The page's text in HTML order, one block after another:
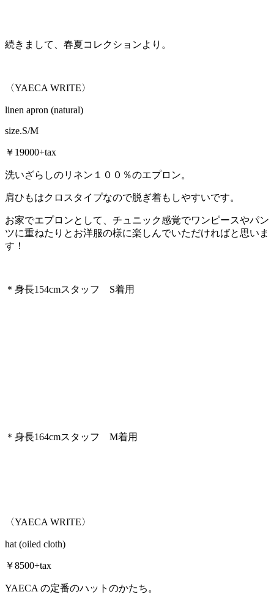
続きまして、春夏コレクションより。
〈YAECA WRITE〉
linen apron (natural)
size.S/M
￥19000+tax
洗いざらしのリネン１００％のエプロン。
肩ひもはクロスタイプなので脱ぎ着もしやすいです。
お家でエプロンとして、チュニック感覚でワンピースやパン
ツに重ねたりとお洋服の様に楽しんでいただければと思いま
す！
＊身長154cmスタッフ S着用
＊身長164cmスタッフ M着用
〈YAECA WRITE〉
hat (oiled cloth)
￥8500+tax
YAECA の定番のハットのかたち。